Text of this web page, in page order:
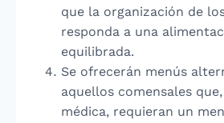
que la organización de
responda a una
equilibrada.
Se ofrecerán menús
aquellos comensales
médica, requieran un